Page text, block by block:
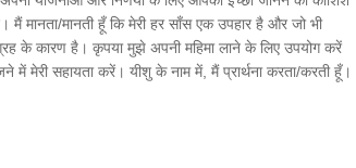
मानता/मानती हूँ कि मेरी हर साँस एक उपहार है और जो भी
के कारण है। कृपया मुझे अपनी महिमा लाने के लिए उपयोग करें
में मेरी सहायता करें। यीशु के नाम में, मैं प्रार्थना करता/करती हूँ।